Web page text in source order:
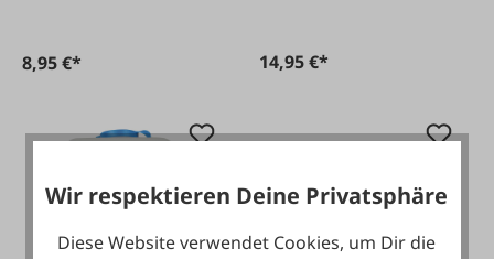
8,95 €* 14,95 €*
Wir respektieren Deine Privatsphäre
Diese Website verwendet Cookies, um Dir die